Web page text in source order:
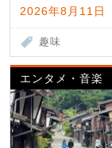
2026年8月11日
趣味
エンタメ・音楽